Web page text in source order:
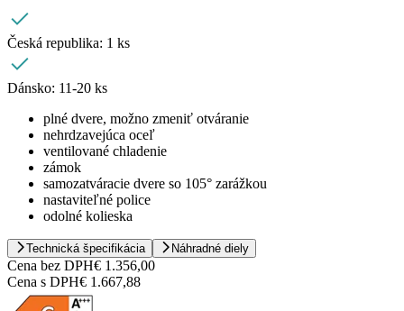
Česká republika: 1 ks
Dánsko: 11-20 ks
plné dvere, možno zmeniť otváranie
nehrdzavejúca oceľ
ventilované chladenie
zámok
samozatváracie dvere so 105° zarážkou
nastaviteľné police
odolné kolieska
Technická špecifikácia Náhradné diely
Cena bez DPH€ 1.356,00
Cena s DPH€ 1.667,88